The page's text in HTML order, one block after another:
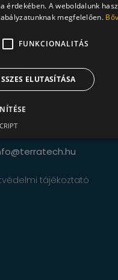
20-339-0804
tájékoztató
érdekében. A weboldalunk
megfelelően.
FUNKCIONALITÁS
ELUTASÍTÁSA